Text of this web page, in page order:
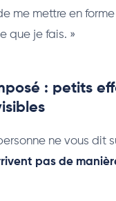
me mettre en forme
que je fais. »
: petits
ne vous dit
pas de